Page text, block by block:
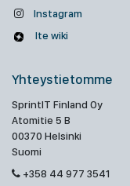
Instagram
Ite wiki
Yhteystietomme
SprintIT Finland Oy
Atomitie 5 B
00370 Helsinki
Suomi
+358 44 977 3541